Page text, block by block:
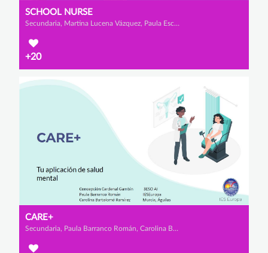
SCHOOL NURSE
Secundaria, Martina Lucena Vázquez, Paula Escarabajal Soto y Alba García Soler
+20
CARE+
Secundaria, Paula Barranco Román, Carolina Bartolomé Ramírez y Concepción Cardenal Gambin